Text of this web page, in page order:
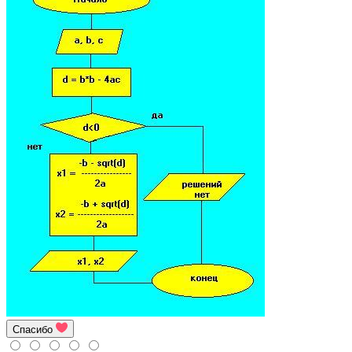
Спасибо